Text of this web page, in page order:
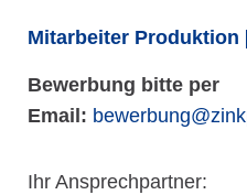
Mitarbeiter Produktion
Bewerbung bitte per
Email:
Ihr Ansprechpartner: